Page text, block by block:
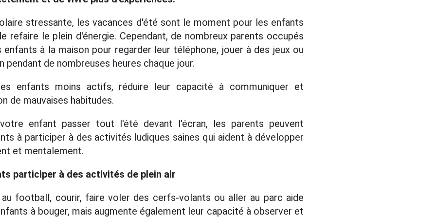
stressante, les vacances d'été sont le moment pour les enfants
refaire le plein d'énergie. Cependant, de nombreux parents occupés
à la maison pour regarder leur téléphone, jouer à des jeux ou
pendant de nombreuses heures chaque jour.
enfants moins actifs, réduire leur capacité à communiquer et
de mauvaises habitudes.
enfant passer tout l'été devant l'écran, les parents peuvent
à participer à des activités ludiques saines qui aident à développer
et mentalement.
participer à des activités de plein air
football, courir, faire voler des cerfs-volants ou aller au parc aide
à bouger, mais augmente également leur capacité à observer et